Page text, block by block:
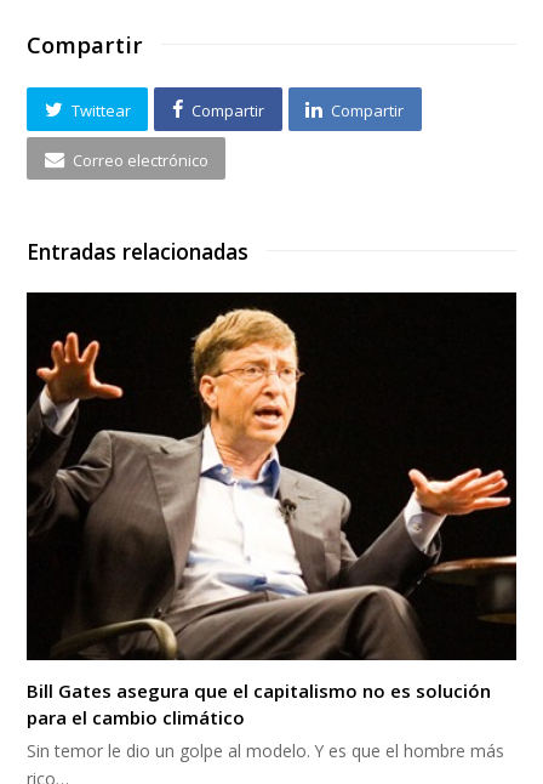
Compartir
Twittear Compartir Compartir
Correo electrónico
Entradas relacionadas
Bill Gates asegura que el capitalismo no es solución
para el cambio climático
Sin temor le dio un golpe al modelo. Y es que el hombre más
rico…